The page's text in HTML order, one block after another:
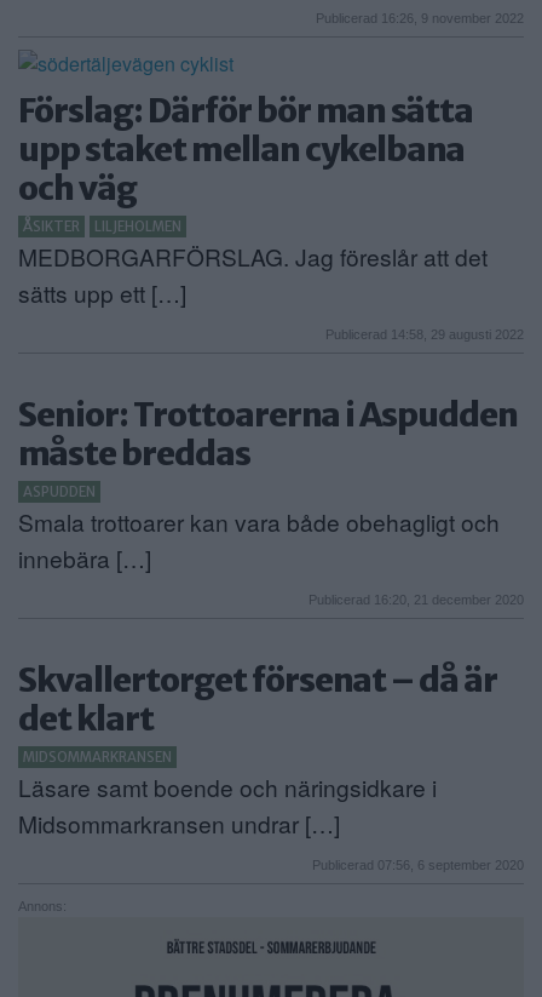
Publicerad 16:26, 9 november 2022
Förslag: Därför bör man sätta
upp staket mellan cykelbana
och väg
ÅSIKTER LILJEHOLMEN
MEDBORGARFÖRSLAG. Jag föreslår att det
sätts upp ett […]
Publicerad 14:58, 29 augusti 2022
Senior: Trottoarerna i Aspudden
måste breddas
ASPUDDEN
Smala trottoarer kan vara både obehagligt och
innebära […]
Publicerad 16:20, 21 december 2020
Skvallertorget försenat – då är
det klart
MIDSOMMARKRANSEN
Läsare samt boende och näringsidkare i
Midsommarkransen undrar […]
Publicerad 07:56, 6 september 2020
Annons: